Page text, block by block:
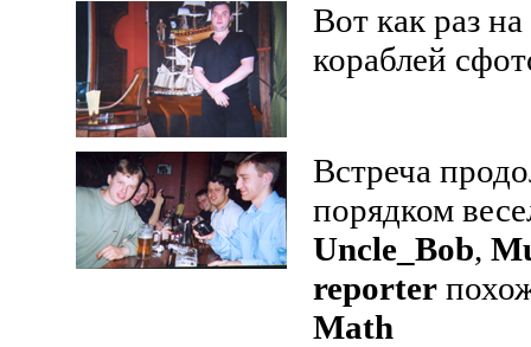
Вот как раз
кораблей
Встреча
порядком
Uncle_Bob,
reporter
Math